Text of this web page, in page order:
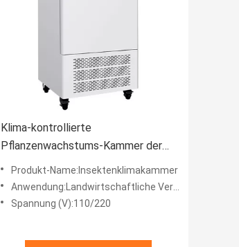
Klima-kontrollierte
Pflanzenwachstums-Kammer der
Soem-Laborinsekten-
Klimakammer-5000LX
Produkt-Name:Insektenklimakammer
Anwendung:Landwirtschaftliche Verarbeitung, Lebensmittelverarbeitung, Apothekenindustrie.
Spannung (V):110/220